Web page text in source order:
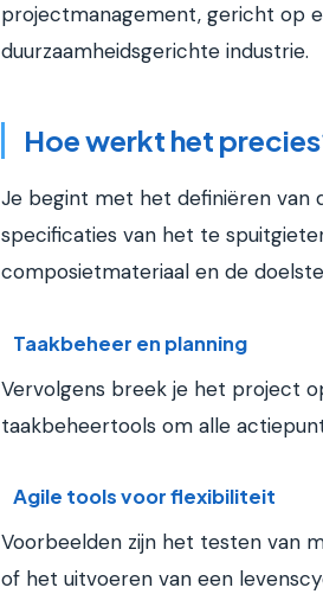
projectmanagement, gericht op
duurzaamheidsgerichte industrie.
Hoe werkt het
Je begint met het definiëren van
specificaties van het te
composietmateriaal en de
Taakbeheer en planning
Vervolgens breek je het project
taakbeheertools om alle
Agile tools voor flexibiliteit
Voorbeelden zijn het testen van
of het uitvoeren van een